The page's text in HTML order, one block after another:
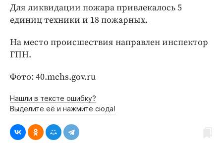
Для ликвидации пожара привлекалось 5
единиц техники и 18 пожарных.
На место происшествия направлен инспектор
ГПН.
Фото: 40.mchs.gov.ru
Нашли в тексте ошибку?
Выделите её и нажмите сюда!